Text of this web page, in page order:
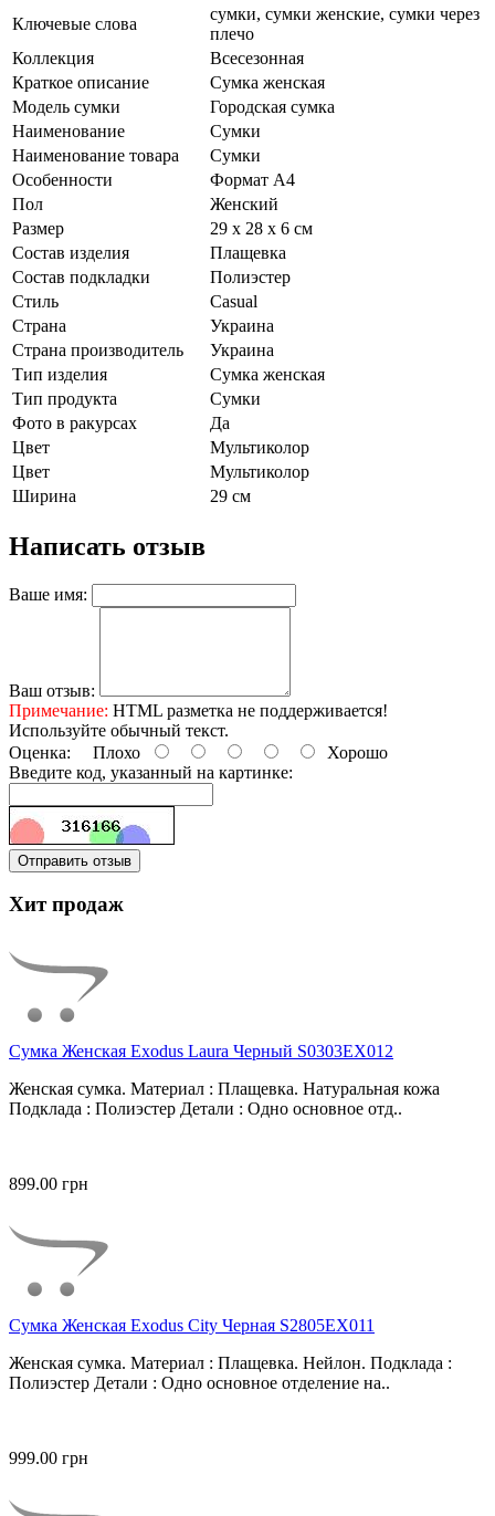
Ключевые слова
сумки, сумки женские, сумки через
плечо
Коллекция
Всесезонная
Краткое описание
Сумка женская
Модель сумки
Городская сумка
Наименование
Сумки
Наименование товара
Сумки
Особенности
Формат А4
Пол
Женский
Размер
29 х 28 х 6 см
Состав изделия
Плащевка
Состав подкладки
Полиэстер
Стиль
Casual
Страна
Украина
Страна производитель
Украина
Тип изделия
Сумка женская
Тип продукта
Сумки
Фото в ракурсах
Да
Цвет
Мультиколор
Цвет
Мультиколор
Ширина
29 см
Написать отзыв
Ваше имя:
Ваш отзыв:
Примечание: HTML разметка не поддерживается!
Используйте обычный текст.
Оценка: Плохо
Хорошо
Введите код, указанный на картинке:
Отправить отзыв
Хит продаж
Сумка Женская Exodus Laura Черный S0303EX012
Женская сумка. Материал : Плащевка. Натуральная кожа
Подклада : Полиэстер Детали : Одно основное отд..
899.00 грн
Сумка Женская Exodus City Черная S2805EX011
Женская сумка. Материал : Плащевка. Нейлон. Подклада :
Полиэстер Детали : Одно основное отделение на..
999.00 грн